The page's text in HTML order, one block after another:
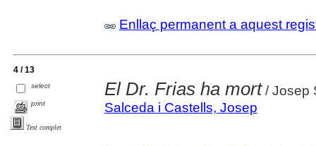
Enllaç permanent a aquest
4 / 13
select
print
Text complet
El Dr. Frias ha mort/ Josep
Salceda i Castells, Josep